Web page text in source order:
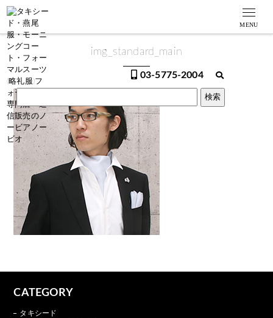
MENU
03-5775-2004
img_standard_main
CATEGORY
タキシード